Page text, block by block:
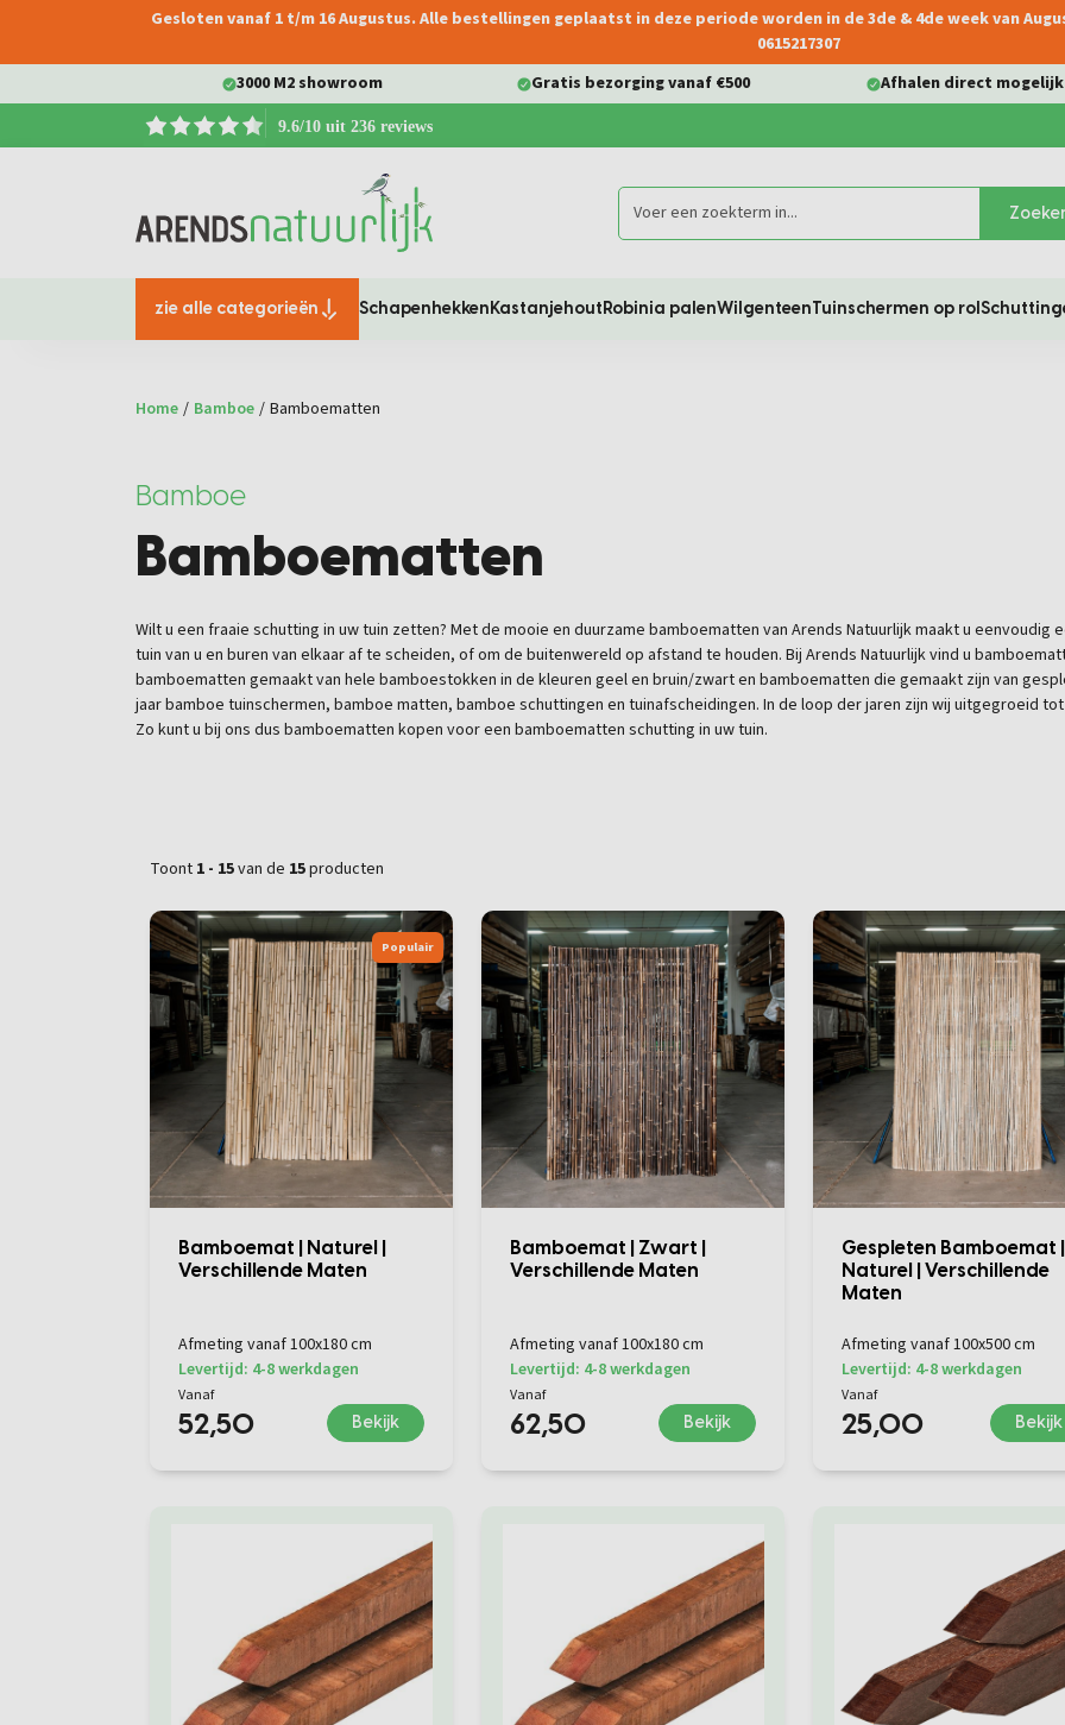
Ga naar de hoofdnavigatie
Gesloten vanaf 1 t/m 16 Augustus. Alle bestellingen geplaatst in deze periode worden in de 3de & 4de week van
0615217307
3000 M2 showroom
Gratis bezorging vanaf €500 Afhalen direct mogelijk
9.6/10 uit 236 reviews
zie alle categorieën SchapenhekkenKastanjehoutRobinia palenWilgenteenTuinschermen op rol
Home / Bamboe / Bamboematten
Bamboe
Bamboematten
Wilt u een fraaie schutting in uw tuin zetten? Met de mooie en duurzame bamboematten van Arends Natuurlijk maakt u
tuin van u en buren van elkaar af te scheiden, of om de buitenwereld op afstand te houden. Bij Arends Natuurlijk vind u
bamboematten gemaakt van hele bamboestokken in de kleuren geel en bruin/zwart en bamboematten die gemaakt zijn van
jaar bamboe tuinschermen, bamboe matten, bamboe schuttingen en tuinafscheidingen. In de loop der jaren zijn wij uitgegroeid
Zo kunt u bij ons dus bamboematten kopen voor een bamboematten schutting in uw tuin.
Toont 1 - 15van de 15producten
Populair
Bamboemat | Naturel |
Verschillende Maten
Afmeting vanaf 100x180 cm
Levertijd: 4-8 werkdagen
Vanaf
52,50 Bekijk
Bamboemat | Zwart |
Verschillende Maten
Afmeting vanaf 100x180 cm
Levertijd: 4-8 werkdagen
Vanaf
62,50 Bekijk
Gespleten Bamboemat |
Naturel | Verschillende
Maten
Afmeting vanaf 100x500 cm
Levertijd: 4-8 werkdagen
Vanaf
25,00 Bekijk